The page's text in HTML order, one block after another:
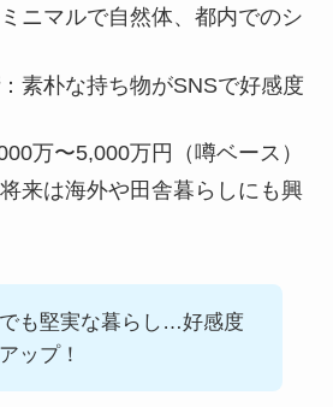
ニマルで自然体、都内でのシ
：素朴な持ち物がSNSで好感度
万〜5,000万円（噂ベース）
将来は海外や田舎暮らしにも興
も堅実な暮らし…好感度
ップ！